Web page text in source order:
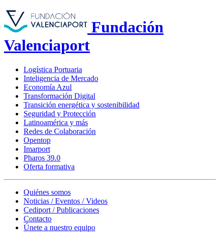
Fundación
Valenciaport
Logística Portuaria
Inteligencia de Mercado
Economía Azul
Transformación Digital
Transición energética y sostenibilidad
Seguridad y Protección
Latinoamérica y más
Redes de Colaboración
Opentop
Imarport
Pharos 39.0
Oferta formativa
Quiénes somos
Noticias / Eventos / Videos
Cediport / Publicaciones
Contacto
Únete a nuestro equipo